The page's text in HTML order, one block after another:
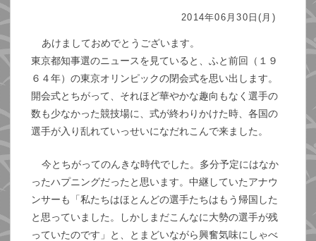
2014年06月30日(月)
あけましておめでとうございます。
東京都知事選のニュースを見ていると、ふと前回（１９
６４年）の東京オリンピックの閉会式を思い出します。
開会式とちがって、それほど華やかな趣向もなく選手の
数も少なかった競技場に、式が終わりかけた時、各国の
選手が入り乱れていっせいになだれこんで来ました。
今とちがってのんきな時代でした。多分予定にはなか
ったハプニングだったと思います。中継していたアナウ
ンサーも「私たちはほとんどの選手たちはもう帰国した
と思っていました。しかしまだこんなに大勢の選手が残
っていたのです」と、とまどいながら興奮気味にしゃべ